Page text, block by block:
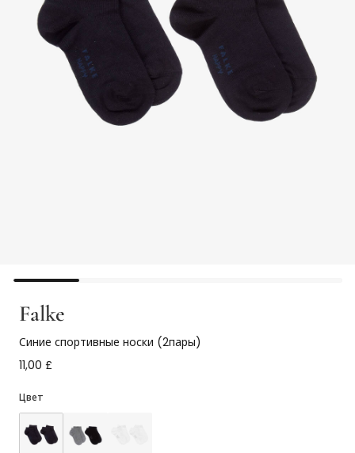
Falke
Синие спортивные носки (2пары)
11,00 £
Цвет